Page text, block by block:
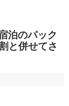
泊のパック
と併せてさ